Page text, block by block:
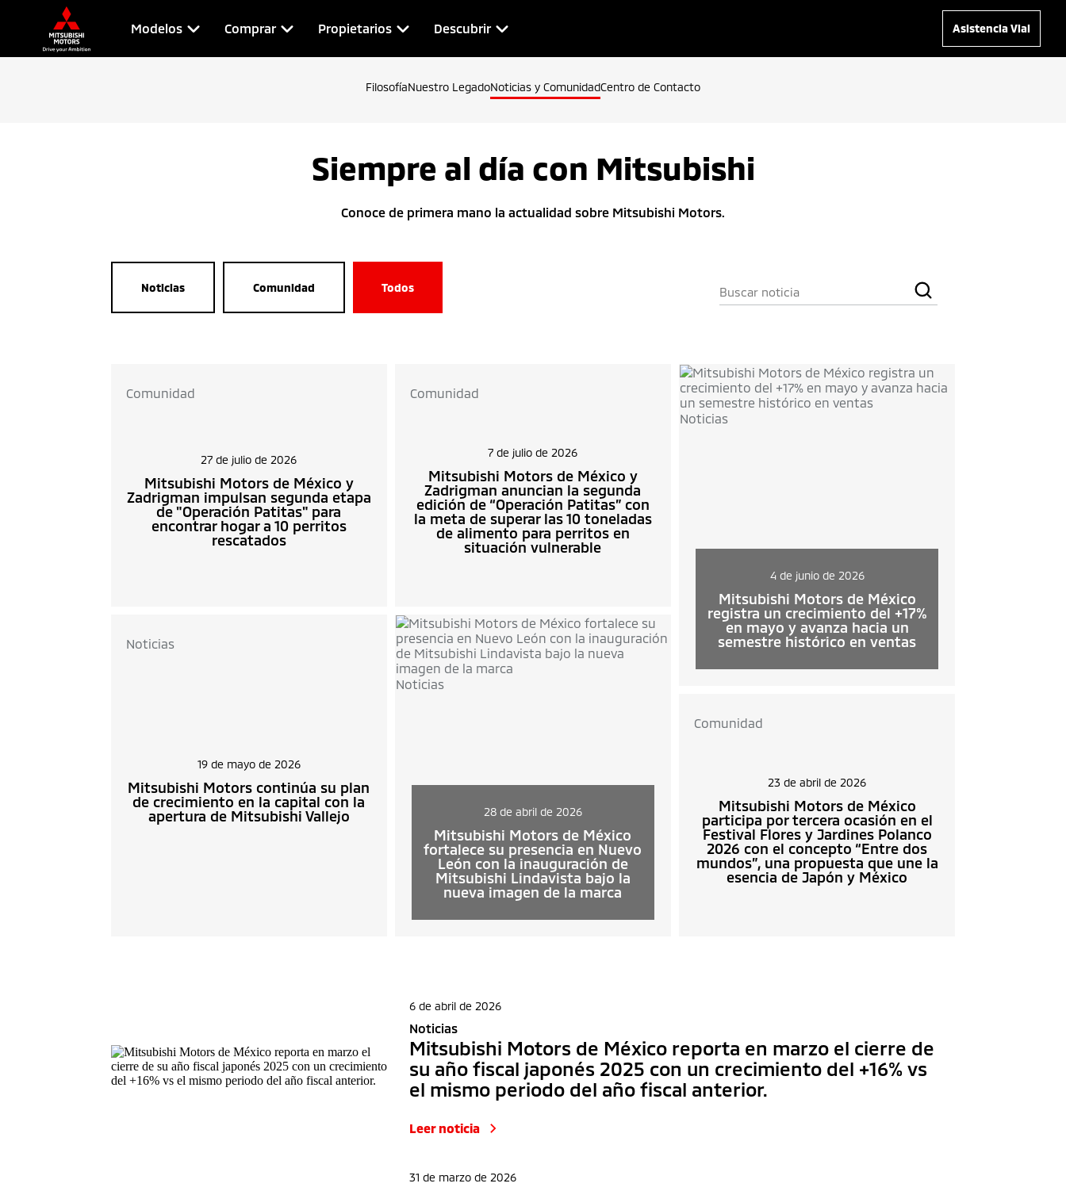
Modelos Comprar Propietarios Descubrir Asistencia Vial
FilosofíaNuestro LegadoNoticias y ComunidadCentro de Contacto
Siempre al día con Mitsubishi
Conoce de primera mano la actualidad sobre Mitsubishi Motors.
Noticias Comunidad Todos
Comunidad
27 de julio de 2026
Mitsubishi Motors de México y
Zadrigman impulsan segunda etapa
de "Operación Patitas" para
encontrar hogar a 10 perritos
rescatados
Comunidad
7 de julio de 2026
Mitsubishi Motors de México y
Zadrigman anuncian la segunda
edición de “Operación Patitas” con
la meta de superar las 10 toneladas
de alimento para perritos en
situación vulnerable
Noticias
4 de junio de 2026
Mitsubishi Motors de México
registra un crecimiento del +17%
en mayo y avanza hacia un
semestre histórico en ventas
Noticias
19 de mayo de 2026
Mitsubishi Motors continúa su plan
de crecimiento en la capital con la
apertura de Mitsubishi Vallejo
Noticias
28 de abril de 2026
Mitsubishi Motors de México
fortalece su presencia en Nuevo
León con la inauguración de
Mitsubishi Lindavista bajo la
nueva imagen de la marca
Comunidad
23 de abril de 2026
Mitsubishi Motors de México
participa por tercera ocasión en el
Festival Flores y Jardines Polanco
2026 con el concepto “Entre dos
mundos”, una propuesta que une la
esencia de Japón y México
6 de abril de 2026
Noticias
Mitsubishi Motors de México reporta en marzo el cierre de
su año fiscal japonés 2025 con un crecimiento del +16% vs
el mismo periodo del año fiscal anterior.
Leer noticia
31 de marzo de 2026